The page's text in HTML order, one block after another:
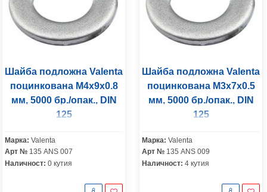
Шайба подложна Valenta
поцинкована M4x9x0.8
мм, 5000 бр./опак., DIN
125
Марка: Valenta
Арт № 135 ANS 007
Наличност: 0 кутия
Шайба подложна Valenta
поцинкована M3x7x0.5
мм, 5000 бр./опак., DIN
125
Марка: Valenta
Арт № 135 ANS 009
Наличност: 4 кутия